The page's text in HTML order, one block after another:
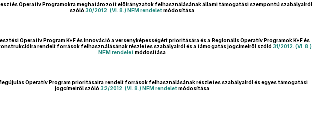
Operatív Programokra meghatározott előirányzatok felhasználásának állami támogatási szempontú szabályairól
szóló 30/2012. (VI. 8.) NFM rendelet módosítása
Operatív Program K+F és innováció a versenyképességért prioritására és a Regionális Operatív Programok K+F és
rendelt források felhasználásának részletes szabályairól és a támogatás jogcímeiről szóló31/2012. (VI. 8.)
NFM rendelet módosítása
Operatív Program prioritásaira rendelt források felhasználásának részletes szabályairól és egyes támogatási
jogcímeiről szóló 32/2012. (VI. 8.) NFM rendelet módosítása